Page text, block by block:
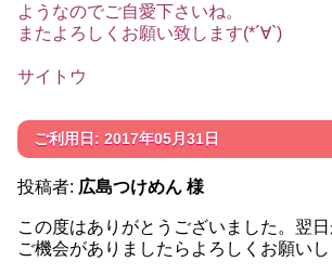
ようなのでご自愛下さいね。
またよろしくお願い致します(*´∀`)
サイトウ
ご利用日: 2017年05月31日
投稿者: 広島つけめん 様
この度はありがとうございました。翌
ご機会がありましたらよろしくお願いし